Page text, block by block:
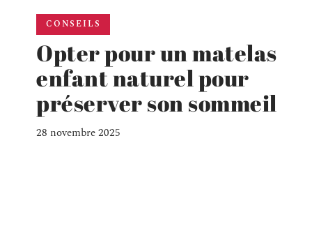
CONSEILS
Opter pour un matelas
enfant naturel pour
préserver son sommeil
28 novembre 2025